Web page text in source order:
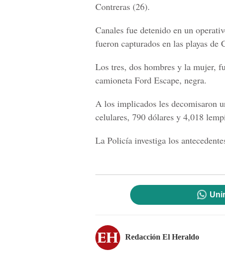
Contreras (26).
Canales fue detenido en un
fueron capturados en las playas de
Los tres, dos hombres y la mujer,
camioneta Ford Escape, negra.
A los implicados les decomisaron
celulares, 790 dólares y 4,018
La Policía investiga los
Redacción El Heraldo